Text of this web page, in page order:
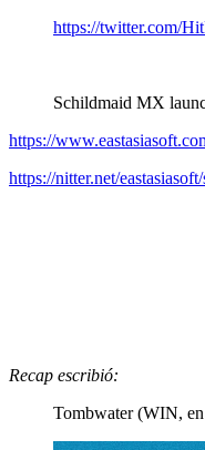
https://twitter.com/
Schildmaid MX
https://
https://nitter.net/
Recap escribió:
Tombwater (WIN,